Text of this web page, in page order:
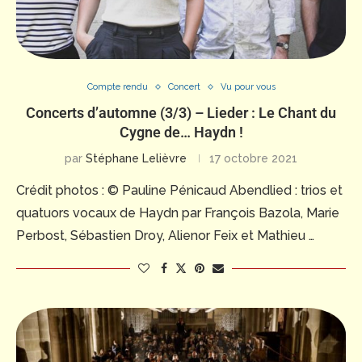
Compte rendu Concert Vu pour vous
Concerts d’automne (3/3) – Lieder : Le Chant du
Cygne de… Haydn !
par Stéphane Lelièvre 17 octobre 2021
Crédit photos : © Pauline Pénicaud Abendlied : trios et
quatuors vocaux de Haydn par François Bazola, Marie
Perbost, Sébastien Droy, Alienor Feix et Mathieu …